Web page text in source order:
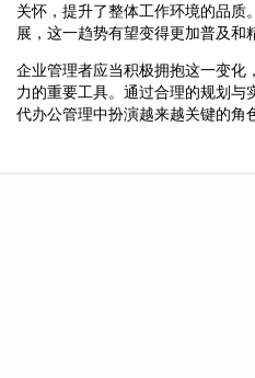
关怀，提升了整体工作环境的品质
展，这一趋势有望变得更加普及和
企业管理者应当积极拥抱这一变化
力的重要工具。通过合理的规划与
代办公管理中扮演越来越关键的角